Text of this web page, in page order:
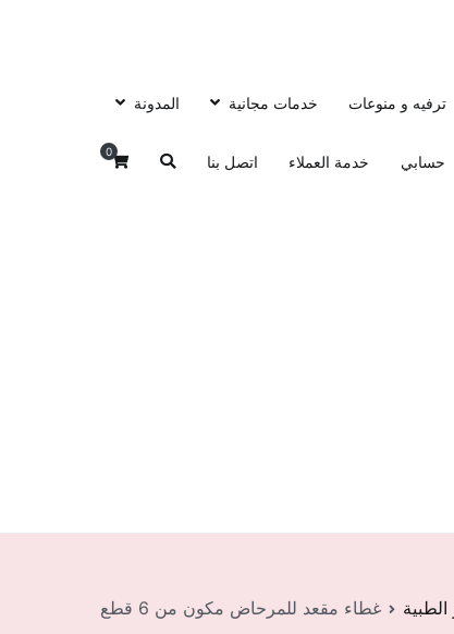
ترفيه و منوعات خدمات مجانية المدونة
حسابي خدمة العملاء اتصل بنا
0
غطاء مقعد للمرحاض مكون من 6 قطع